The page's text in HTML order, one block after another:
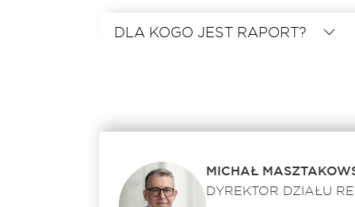
DLA KOGO JEST RAPORT?
MICHAŁ
DYREKTOR DZIAŁU